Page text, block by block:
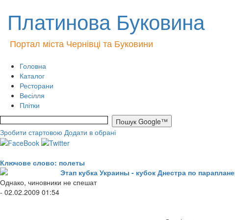
Платинова Буковина
Портал міста Чернівці та Буковини
Головна
Каталог
Ресторани
Весілля
Плітки
Зробити стартовою Додати в обрані
Ключове слово: полеты
Этап кубка Украины - кубок Днестра по
Однако, чиновники не спешат
- 02.02.2009 01:54